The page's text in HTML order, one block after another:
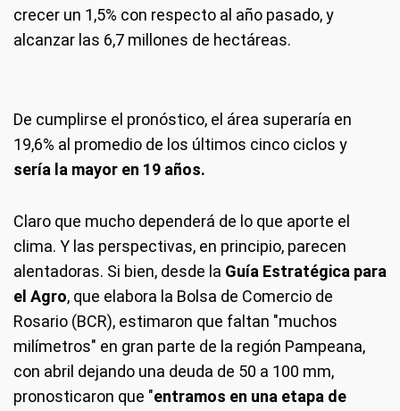
crecer un 1,5% con respecto al año pasado, y
alcanzar las 6,7 millones de hectáreas.
De cumplirse el pronóstico, el área superaría en
19,6% al promedio de los últimos cinco ciclos y
sería la mayor en 19 años.
Claro que mucho dependerá de lo que aporte el
clima. Y las perspectivas, en principio, parecen
alentadoras. Si bien, desde la Guía Estratégica para
el Agro, que elabora la Bolsa de Comercio de
Rosario (BCR), estimaron que faltan "muchos
milímetros" en gran parte de la región Pampeana,
con abril dejando una deuda de 50 a 100 mm,
pronosticaron que "entramos en una etapa de